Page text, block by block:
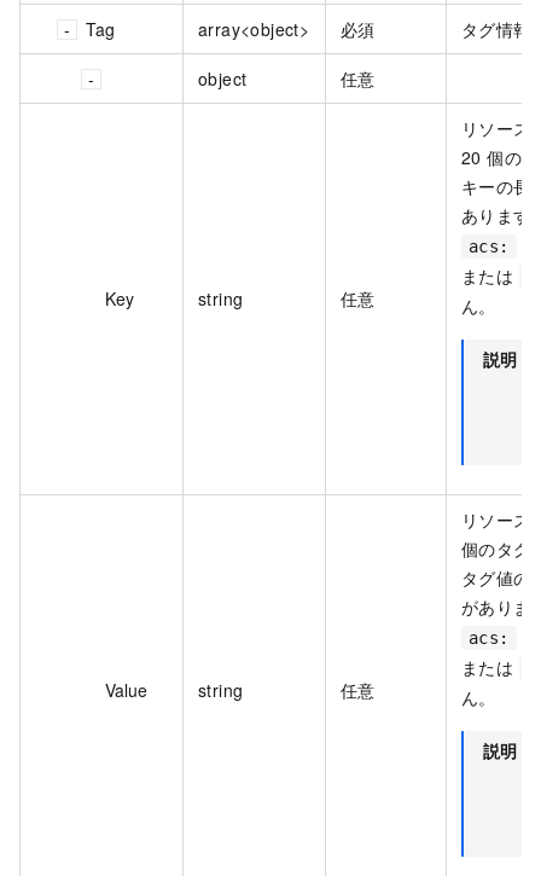
Tag array<object> 必須 タグ情報
object 任意
Key string 任意
リソース
20 個の
キーの長
あります
acs:
または
ん。
説明
Value string 任意
リソース
個のタグ
タグ値の
がありま
acs:
または
ん。
説明